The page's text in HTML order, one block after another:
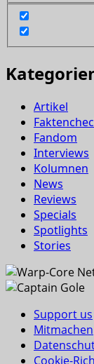
Artikel
Fandom
Interviews
Kolumnen
News
Reviews
Specials
Spotlights
Stories
Support us
Mitmachen
Cookie-